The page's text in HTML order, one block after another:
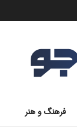
فرهنگ و هنر